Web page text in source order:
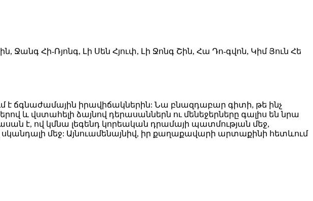
Ջանգ Հի-Ռյոնգ, Լի Սեն Հյուփ, Լի Ջոնգ Շին, Հա Դո-գվոն, Կիմ Յուն Հե
է ճգնաժամային իրավիճակներին: Նա բնազդաբար գիտի, թե ինչ
և վստահելի ձայնով դերասաններն ու մենեջերները գալիս են նրա
է, ով կմնա լեգենդ կորեական դրամայի պատմության մեջ,
մեջ: Այնուամենայնիվ, իր քաղաքավարի արտաքինի հետևում